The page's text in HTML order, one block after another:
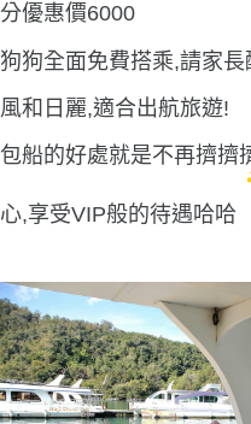
分優惠價6000
狗狗全面免費搭乘,請家
風和日麗,適合出航旅遊!
包船的好處就是不再擠擠
心,享受VIP般的待遇哈哈